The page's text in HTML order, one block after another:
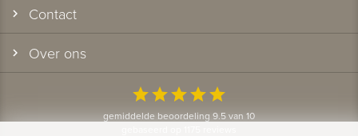
Contact
Over ons
starstarstarstarstar
gemiddelde beoordeling 9.5 van 10